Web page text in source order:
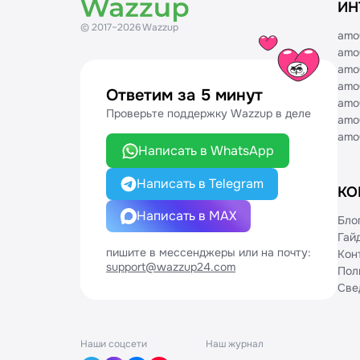
© 2017–2026 Wazzup
Ответим за 5 минут
Проверьте поддержку Wazzup в деле
Написать в WhatsApp
Написать в Telegram
Написать в MAX
пишите в мессенджеры или на почту:
support@wazzup24.com
Наши соцсети Наш журнал